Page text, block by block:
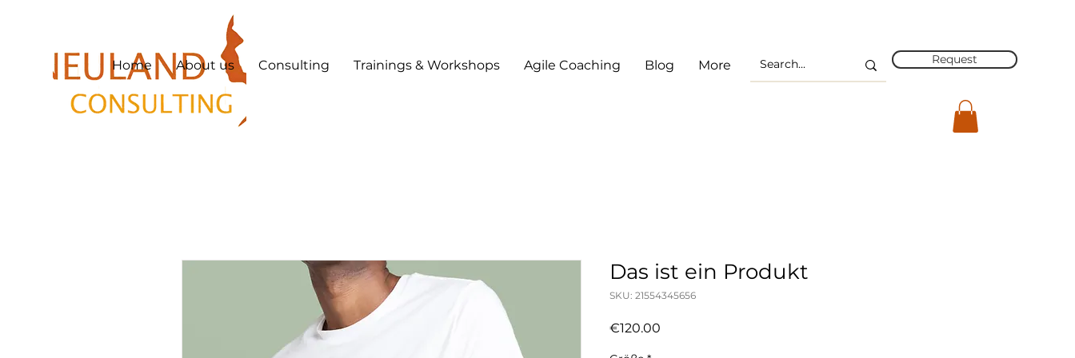
Home About us Consulting Trainings & Workshops Agile Coaching Blog More Request
Das ist ein Produkt
SKU: 21554345656
€120.00